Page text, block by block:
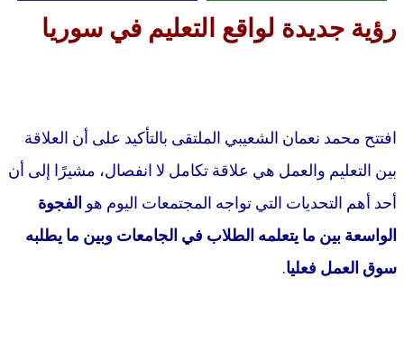
رؤية جديدة لواقع التعليم في سوريا
افتتح محمد نعمان الشعيبي الملتقى بالتأكيد على أن العلاقة
بين التعليم والعمل هي علاقة تكامل لا انفصال، مشيرًا إلى أن
أحد أهم التحديات التي تواجه المجتمعات اليوم هو الفجوة
الواسعة بين ما يتعلمه الطلاب في الجامعات وبين ما يطلبه
سوق العمل فعليا.